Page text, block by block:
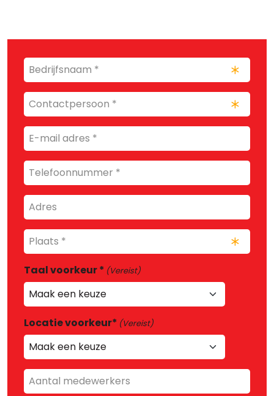
Bedrijfsnaam
*
(Vereist)
Contactpersoon
(Vereist)
E-
mail
adres
Telefoonnummer
Adres
Plaats
*
Taal voorkeur * (Vereist)
Locatie voorkeur* (Vereist)
Aantal
medewerkers